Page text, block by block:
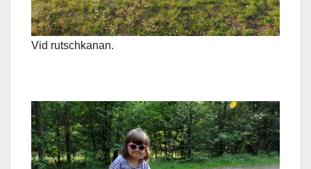
Vid rutschkanan.